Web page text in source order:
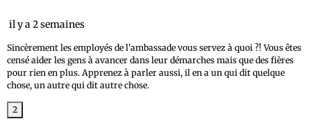
il y a 2 semaines
Sincèrement les employés de l'ambassade vous servez à quoi ?! Vous êtes
censé aider les gens à avancer dans leur démarches mais que des fières
pour rien en plus. Apprenez à parler aussi, il en a un qui dit quelque
chose, un autre qui dit autre chose.
2